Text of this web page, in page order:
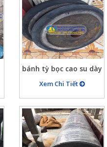
bánh tỳ bọc cao su dày
40mm chịu lực cao
Xem Chi Tiết